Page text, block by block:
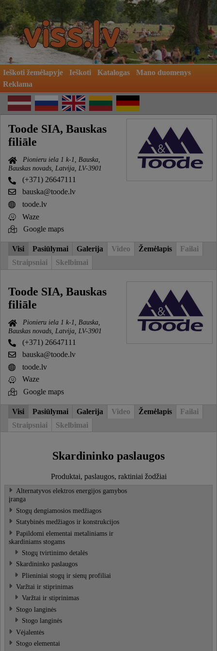
Ieškoti žemėlapyje Ieškoti Katalogas
Mano duomenys
Reklama
Toode SIA, Bauskas
filiāle
Pionieru iela 1 k-1, Bauska,
Bauskas novads, Latvija, LV-3901
(+371) 26647111
bauska@toode.lv
toode.lv
Waze
Google maps
Visi Pasiūlymai Galerija Video Žemėlapis
Failai
Straipsniai
Skelbimai
Toode SIA, Bauskas
filiāle
Pionieru iela 1 k-1, Bauska,
Bauskas novads, Latvija, LV-3901
(+371) 26647111
bauska@toode.lv
toode.lv
Waze
Google maps
Visi Pasiūlymai Galerija Video Žemėlapis
Failai
Straipsniai
Skelbimai
Skardininko paslaugos
Produktai, paslaugos, raktiniai žodžiai
Alternatyvos elektros energijos gamybos
įranga
Stogų dengiamosios medžiagos
Statybinės medžiagos ir konstrukcijos
Papildomi elementai metaliniams ir
skardiniams stogams
Stogų tvirtinimo detalės
Skardininko paslaugos
Plieniniai stogų ir sienų profiliai
Varžtai ir stiprinimas
Varžtai ir stiprinimas
Stogo langinės
Stogo langinės
Vėjalentės
Stogo elementai